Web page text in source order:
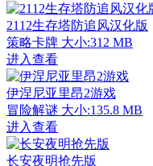
2112生存塔防追风汉化版
策略卡牌 大小:312 MB
进入查看
伊涅尼亚里昂2游戏
冒险解谜 大小:135.8 MB
进入查看
长安夜明抢先版